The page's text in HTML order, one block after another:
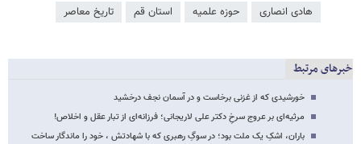
هادی انصاری حوزه علمیه استان قم تاریخ معاصر
خبرهای مرتبط
خورشیدی که از غزنی برخاست و در آسمان نجف درخشید
مرثیه‌ای بر عروج سرخِ دکتر علی لاریجانی؛ فرزانه‌ای از تبار عقل و اخلاص!
باران، اشکِ یک ملت بود؛ در سوگِ رهبری که با شهادتش ، خود را ماندگار ساخت